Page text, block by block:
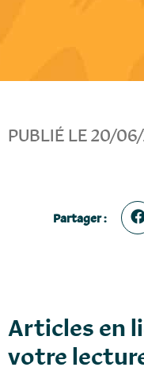
PUBLIÉ LE 20/
Partager :
Articles en
votre